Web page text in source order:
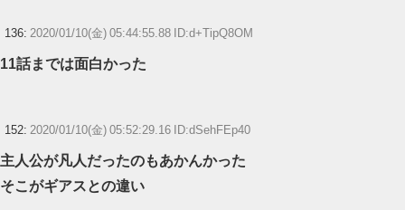
136: 2020/01/10(金) 05:44:55.88 ID:d+TipQ8OM
11話までは面白かった
152: 2020/01/10(金) 05:52:29.16 ID:dSehFEp40
主人公が凡人だったのもあかんかった
そこがギアスとの違い